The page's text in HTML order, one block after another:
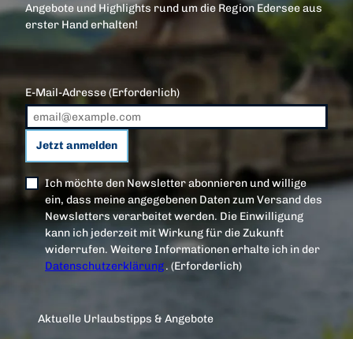
Angebote und Highlights rund um die Region Edersee aus
erster Hand erhalten!
E-Mail-Adresse(Erforderlich)
Jetzt anmelden
Ich möchte den Newsletter abonnieren und willige
ein, dass meine angegebenen Daten zum Versand des
Newsletters verarbeitet werden. Die Einwilligung
kann ich jederzeit mit Wirkung für die Zukunft
widerrufen. Weitere Informationen erhalte ich in der
Datenschutzerklärung.(Erforderlich)
Aktuelle Urlaubstipps & Angebote